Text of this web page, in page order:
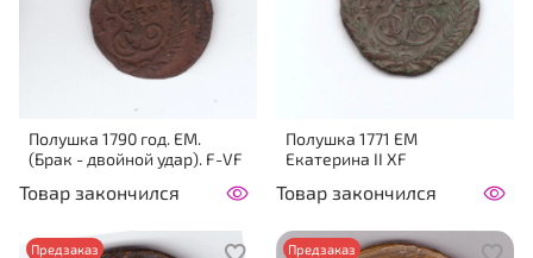
Полушка 1790 год. ЕМ.
(Брак - двойной удар). F-VF
Товар закончился
Полушка 1771 ЕМ
Екатерина II XF
Товар закончился
Предзаказ Предзаказ